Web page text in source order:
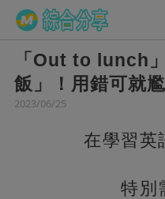
「Out to lunch
飯」！用錯可就
2023/06/25
在學習英
特別